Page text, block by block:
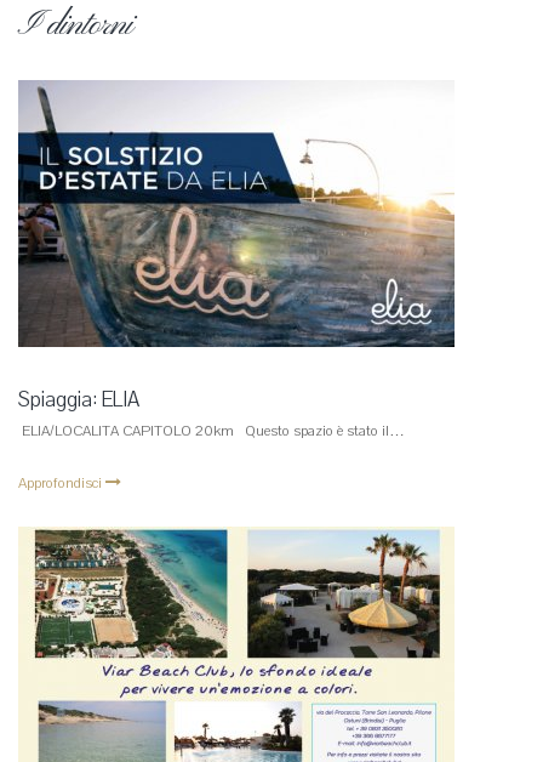
I dintorni
Spiaggia: ELIA
ELIA/LOCALITA CAPITOLO 20km Questo spazio è stato il…
Approfondisci